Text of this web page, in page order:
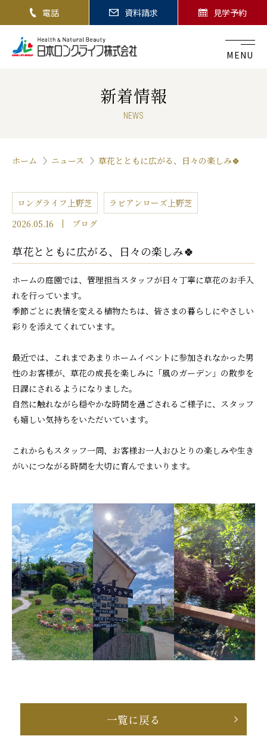
電話 資料請求 見学予約
MENU
新着情報
NEWS
ホーム ニュース 草花とともに広がる、日々の楽しみ🍀
ロングライフ上野芝
ラビアンローズ上野芝
2026.05.16
ブログ
草花とともに広がる、日々の楽しみ🍀
ホームの庭園では、管理担当スタッフが日々丁寧に草花のお手入
れを行っています。
季節ごとに表情を変える植物たちは、皆さまの暮らしにやさしい
彩りを添えてくれています。
最近では、これまであまりホームイベントに参加されなかった男
性のお客様が、草花の成長を楽しみに「風のガーデン」の散歩を
日課にされるようになりました。
自然に触れながら穏やかな時間を過ごされるご様子に、スタッフ
も嬉しい気持ちをいただいています。
これからもスタッフ一同、お客様お一人おひとりの楽しみや生き
がいにつながる時間を大切に育んでまいります。
一覧に戻る